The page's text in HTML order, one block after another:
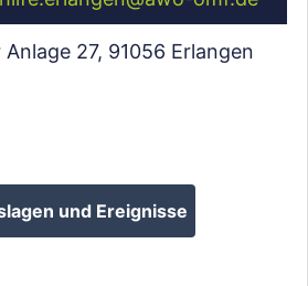
27, 91056 Erlangen
und Ereignisse